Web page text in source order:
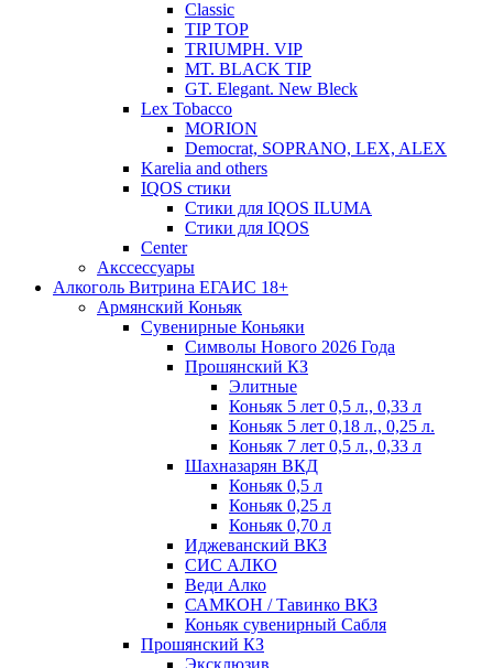
Classic
TIP TOP
TRIUMPH. VIP
MT. BLACK TIP
GT. Elegant. New Bleck
Lex Tobacco
MORION
Democrat, SOPRANO, LEX, ALEX
Karelia and others
IQOS стики
Стики для IQOS ILUMA
Стики для IQOS
Сenter
Акссессуары
Алкоголь Витрина ЕГАИС 18+
Армянский Коньяк
Сувенирные Коньяки
Символы Нового 2026 Года
Прошянский КЗ
Элитные
Коньяк 5 лет 0,5 л., 0,33 л
Коньяк 5 лет 0,18 л., 0,25 л.
Коньяк 7 лет 0,5 л., 0,33 л
Шахназарян ВКД
Коньяк 0,5 л
Коньяк 0,25 л
Коньяк 0,70 л
Иджеванский ВКЗ
СИС АЛКО
Веди Алко
САМКОН / Тавинко ВКЗ
Коньяк сувенирный Сабля
Прошянский КЗ
Эксклюзив